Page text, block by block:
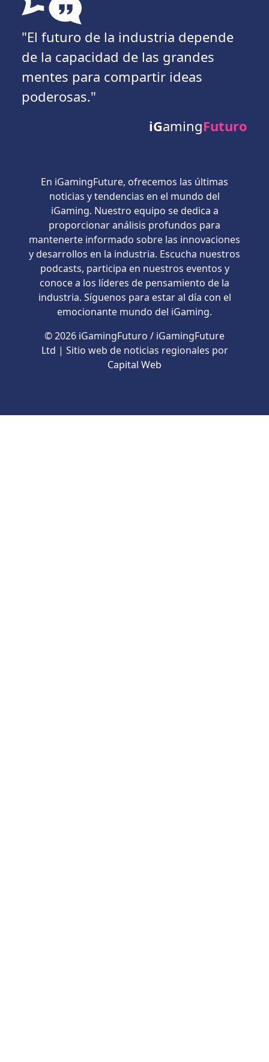
"El futuro de la industria depende
de la capacidad de las grandes
mentes para compartir ideas
poderosas."
iGamingFuturo
En iGamingFuture, ofrecemos las últimas
noticias y tendencias en el mundo del
iGaming. Nuestro equipo se dedica a
proporcionar análisis profundos para
mantenerte informado sobre las innovaciones
y desarrollos en la industria. Escucha nuestros
podcasts, participa en nuestros eventos y
conoce a los líderes de pensamiento de la
industria. Síguenos para estar al día con el
emocionante mundo del iGaming.
© 2026 iGamingFuturo / iGamingFuture
Ltd | Sitio web de noticias regionales por
Capital Web